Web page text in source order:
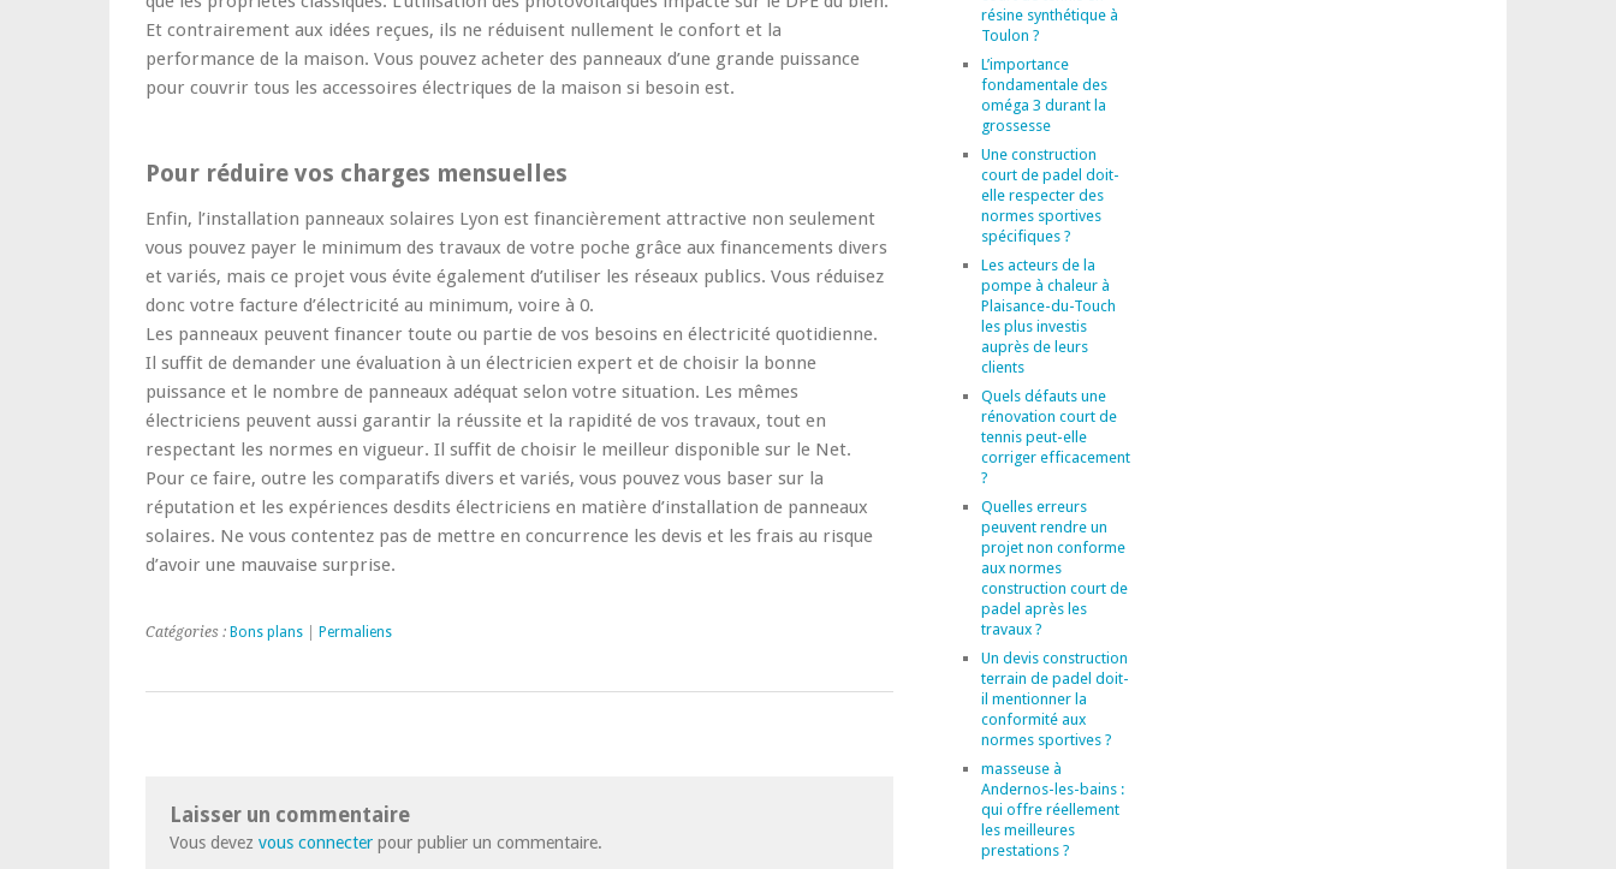
Et contrairement aux idées reçues, ils ne réduisent nullement le confort et la
performance de la maison. Vous pouvez acheter des panneaux d’une grande puissance
pour couvrir tous les accessoires électriques de la maison si besoin est.
Pour réduire vos charges mensuelles
Enfin, l’installation panneaux solaires Lyon est financièrement attractive non seulement
vous pouvez payer le minimum des travaux de votre poche grâce aux financements divers
et variés, mais ce projet vous évite également d’utiliser les réseaux publics. Vous réduisez
donc votre facture d’électricité au minimum, voire à 0.
Les panneaux peuvent financer toute ou partie de vos besoins en électricité quotidienne.
Il suffit de demander une évaluation à un électricien expert et de choisir la bonne
puissance et le nombre de panneaux adéquat selon votre situation. Les mêmes
électriciens peuvent aussi garantir la réussite et la rapidité de vos travaux, tout en
respectant les normes en vigueur. Il suffit de choisir le meilleur disponible sur le Net.
Pour ce faire, outre les comparatifs divers et variés, vous pouvez vous baser sur la
réputation et les expériences desdits électriciens en matière d’installation de panneaux
solaires. Ne vous contentez pas de mettre en concurrence les devis et les frais au risque
d’avoir une mauvaise surprise.
Catégories : Bons plans Permaliens
Laisser un commentaire
Vous devez vous connecter pour publier un commentaire.
résine synthétique à
Toulon ?
L’importance
fondamentale des
oméga 3 durant la
grossesse
Une construction
court de padel doit-
elle respecter des
normes sportives
spécifiques ?
Les acteurs de la
pompe à chaleur à
Plaisance-du-Touch
les plus investis
auprès de leurs
clients
Quels défauts une
rénovation court de
tennis peut-elle
corriger efficacement
?
Quelles erreurs
peuvent rendre un
projet non conforme
aux normes
construction court de
padel après les
travaux ?
Un devis construction
terrain de padel doit-
il mentionner la
conformité aux
normes sportives ?
masseuse à
Andernos-les-bains :
qui offre réellement
les meilleures
prestations ?